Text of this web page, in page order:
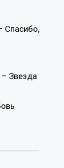
Спасибо,
Звезда